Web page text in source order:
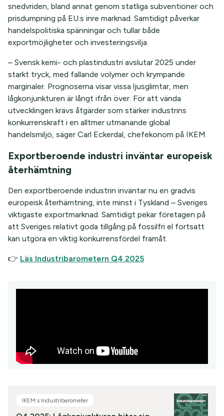
snedvriden, bland annat genom statliga subventioner och
prisdumpning på EU:s inre marknad. Samtidigt påverkar
handelspolitiska spänningar och tullar både
exportmöjligheter och investeringsvilja.
– Svensk kemi- och plastindustri avslutar 2025 under
starkt tryck, med fallande volymer och krympande
marginaler. Prognoserna visar vissa ljusglimtar, men
lågkonjunkturen är långt ifrån över. För att vända
utvecklingen krävs åtgärder som stärker industrins
konkurrenskraft i en alltmer utmanande global
handelsmiljö, säger Carl Eckerdal, chefekonom på IKEM.
Exportberoende industri inväntar europeisk
återhämtning
Den exportberoende industrin inväntar nu en gradvis
europeisk återhämtning, inte minst i Tyskland – Sveriges
viktigaste exportmarknad. Samtidigt pekar företagen på
att Sveriges relativt goda tillgång på fossilfri el fortsatt
kan utgöra en viktig konkurrensfördel framåt.
👉 Läs Industribarometern Q4 2025
IKEM:s Industribarometer